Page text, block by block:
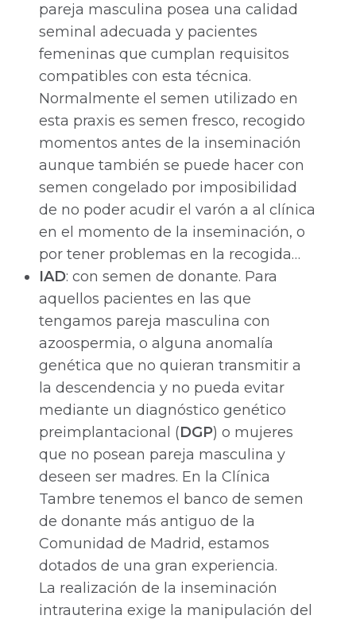
pareja masculina posea una calidad
seminal adecuada y pacientes
femeninas que cumplan requisitos
compatibles con esta técnica.
Normalmente el semen utilizado en
esta praxis es semen fresco, recogido
momentos antes de la inseminación
aunque también se puede hacer con
semen congelado por imposibilidad
de no poder acudir el varón a al clínica
en el momento de la inseminación, o
por tener problemas en la recogida…
IAD: con semen de donante. Para
aquellos pacientes en las que
tengamos pareja masculina con
azoospermia, o alguna anomalía
genética que no quieran transmitir a
la descendencia y no pueda evitar
mediante un diagnóstico genético
preimplantacional (DGP) o mujeres
que no posean pareja masculina y
deseen ser madres. En la Clínica
Tambre tenemos el banco de semen
de donante más antiguo de la
Comunidad de Madrid, estamos
dotados de una gran experiencia.
La realización de la inseminación
intrauterina exige la manipulación del